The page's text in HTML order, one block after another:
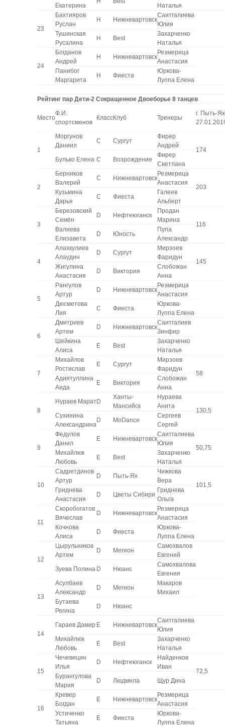
Екатерина
Наталья
23
Бахтияров
Руслан
H Нижневартовск
Саитгалиева
Юлия
Тушинская
Русалина
H Best
Захарченко
Наталья
24
Богданов
Андрей
H Нижневартовск
Резмерица
Анастасия
Панибог
Маргарита
H Фиеста
Юркова-
Луппа Елена
Рейтинг пар Дети-2 Сокращенное Двоеборье 8 танцев
Место
Ф.И.
спортсменов
КлассКлуб Тренеры
г. Пыть-Ях
1
Моргунов
Даниил
C Сургут
Фирер
Андрей
174
Булько Елена C Возрождение
Фирер
Светлана
2
Берников
Валерий
C Нижневартовск
Резмерица
Анастасия
203
Кузьмина
Дарья
C Фиеста
Галеев
Альберт
3
Березовский
Семён
D Нефтеюганск
Продан
Марина
116
Валиева
Елизавета
D Юность
Пупа
Александр
4
Алахкулиев
Алаудин
D Сургут
Мирзоев
Фаридун
145
Жигулина
Анастасия
D Виктория
Слобожан
Анна
5
Рангулов
Артур
D Нижневартовск
Резмерица
Анастасия
Дюсметова
Лия
C Фиеста
Юркова-
Луппа Елена
6
Дмитриев
Артем
D Нижневартовск
Саитгалиев
Зинфир
Шейкина
Алиса
E Best
Захарченко
Наталья
7
Михайлов
Ростислав
E Сургут
Мирзоев
Фаридун
58
Адиятуллина
Аида
E Виктория
Слобожан
Анна
8
Нураев МаратD
Ханты-
Мансийск
Нураева
Анита
130,5
Сухинина
Александрина
D MoDance
Сергеев
Сергей
9
Федулов
Данил
E Нижневартовск
Саитгалиева
Юлия
50,75
Михайлюк
Любовь
E Best
Захарченко
Наталья
10
Садретдинов
Артур
D Пыть-Ях
Чижкова
Вера
101,5
Гриднева
Анастасия
D Цветы Сибири
Гриднева
Ольга
11
Скоробогатов
Вячеслав
D Нижневартовск
Резмерица
Анастасия
Кочнова
Алиса
D Фиеста
Юркова-
Луппа Елена
12
Цырульников
Артем
D Мегион
Самохвалов
Евгений
Зуева Полина D Нюанс
Самохвалова
Евгения
13
Асулбаев
Александр
D Мегион
Макаров
Михаил
Бутаева
Регина
D Нюанс
14
Гараев Дамир E Нижневартовск
Саитгалиева
Юлия
Михайлюк
Любовь
E Best
Захарченко
Наталья
15
Чечевицин
Илья
D Нефтеюганск
Найденков
Иван
72,5
Бурангулова
Мария
D Людмила Щур Дина
16
Кревер
Богдан
E Нижневартовск
Резмерица
Анастасия
Устиченко
Татьяна
E Фиеста
Юркова-
Луппа Елена